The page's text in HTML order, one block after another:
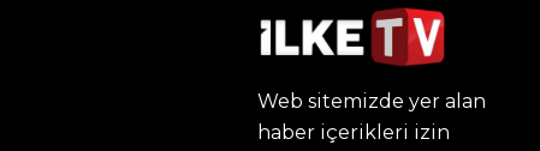
Web sitemizde yer alan
haber içerikleri izin